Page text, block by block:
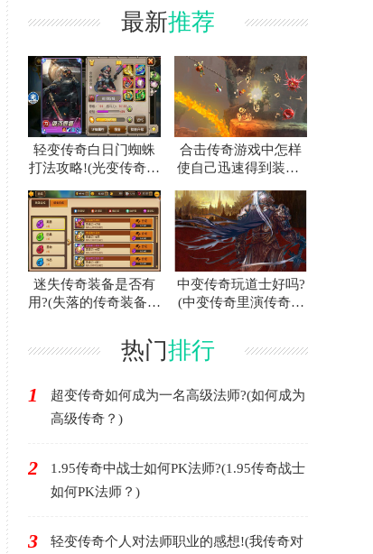
最新推荐
轻变传奇白日门蜘蛛
打法攻略!(光变传奇白
合击传奇游戏中怎样
使自己迅速得到装备?
如何快速获得装备？)
迷失传奇装备是否有
用?(失落的传奇装备有
中变传奇玩道士好吗?
(中变传奇里演传奇好
热门排行
1
超变传奇如何成为一名高级法师?(如何成为
高级传奇？)
2
1.95传奇中战士如何PK法师?(1.95传奇战士
如何PK法师？)
3
轻变传奇个人对法师职业的感想!(我传奇对